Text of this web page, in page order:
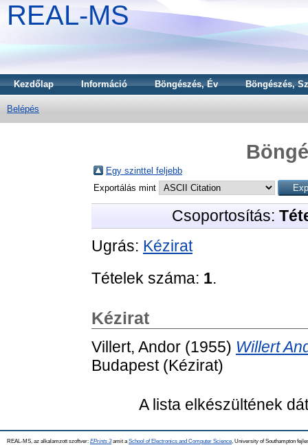
REAL-MS
Kezdőlap Információ Böngészés, Év Böngészés,
Belépés
Egy szinttel feljebb
Exportálás mint
Csoportosítás:
Ugrás: Kézirat
Tételek száma: 1.
Kézirat
Villert, Andor (1955) Willert
Budapest (Kézirat)
A lista elkészültének
REAL-MS, az alkalamzott szoftver: EPrints 3amit a School of Electronics and Computer Science , University of Southampton